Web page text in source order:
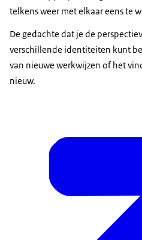
telkens weer met elkaar eens te
De gedachte dat je de
verschillende identiteiten kunt
van nieuwe werkwijzen of het
nieuw.